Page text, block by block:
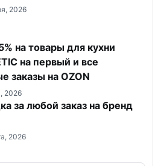
2026
на товары для кухни
на первый и все
заказы на OZON
2026
за любой заказ на бренд
2026